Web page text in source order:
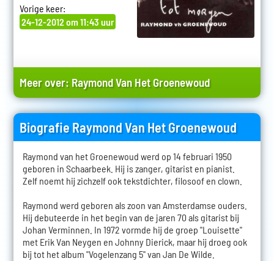
Vorige keer:
24-12-2012 om 11:43 uur
Meer over: Raymond Van Het Groenewoud
Biografie Raymond Van Het Groenewoud
Raymond van het Groenewoud werd op 14 februari 1950
geboren in Schaarbeek. Hij is zanger, gitarist en pianist.
Zelf noemt hij zichzelf ook tekstdichter, filosoof en clown.
Raymond werd geboren als zoon van Amsterdamse ouders.
Hij debuteerde in het begin van de jaren 70 als gitarist bij
Johan Verminnen. In 1972 vormde hij de groep "Louisette"
met Erik Van Neygen en Johnny Dierick, maar hij droeg ook
bij tot het album "Vogelenzang 5" van Jan De Wilde.